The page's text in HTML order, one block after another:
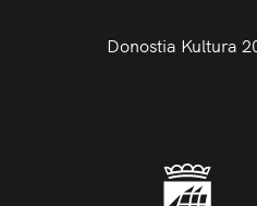
Donostia Kultura